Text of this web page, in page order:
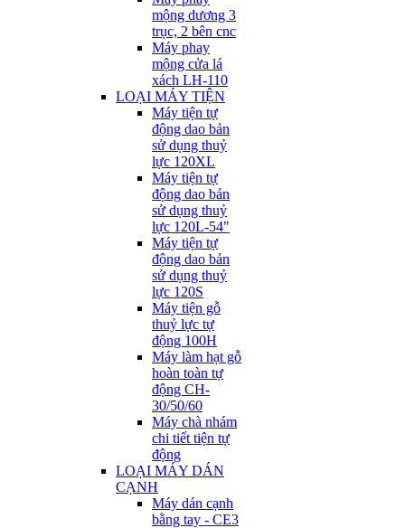
mộng dương 3
trục, 2 bên cnc
Máy phay
mộng cửa lá
xách LH-110
LOẠI MÁY TIỆN
Máy tiện tự
động dao bản
sử dụng thuỷ
lực 120XL
Máy tiện tự
động dao bản
sử dụng thuỷ
lực 120L-54"
Máy tiện tự
động dao bản
sử dụng thuỷ
lực 120S
Máy tiện gỗ
thuỷ lực tự
động 100H
Máy làm hạt gỗ
hoàn toàn tự
động CH-
30/50/60
Máy chà nhám
chi tiết tiện tự
động
LOẠI MÁY DÁN
CẠNH
Máy dán cạnh
bằng tay - CE3